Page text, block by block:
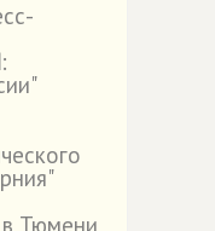
:
Тюмени